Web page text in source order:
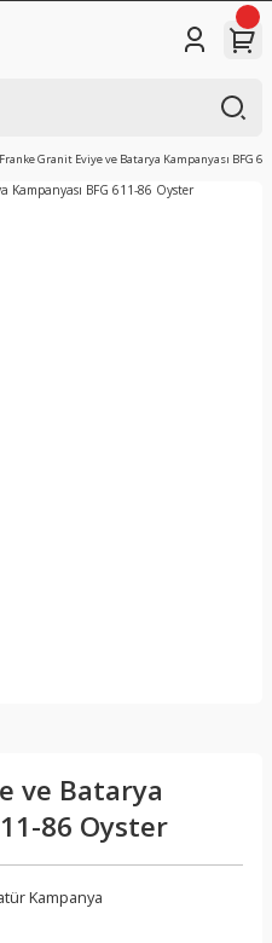
Franke Granit Eviye ve Batarya Kampanyası BFG
ve Batarya
86 Oyster
Kampanya